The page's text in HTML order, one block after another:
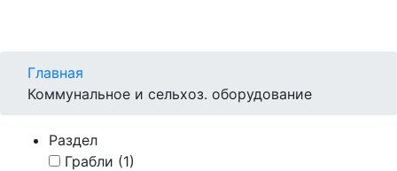
Главная
Коммунальное и сельхоз. оборудование
Раздел
Грабли (1)